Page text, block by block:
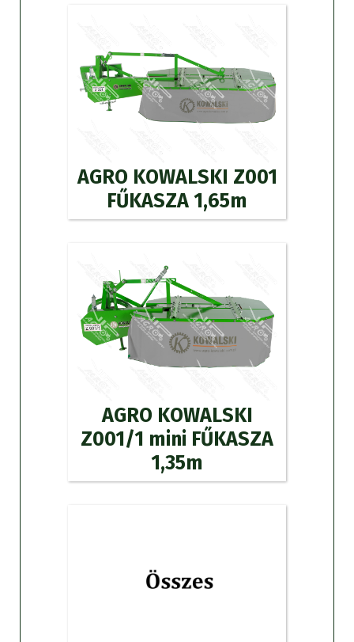
AGRO KOWALSKI Z001
FŰKASZA 1,65m
AGRO KOWALSKI
Z001/1 mini FŰKASZA
1,35m